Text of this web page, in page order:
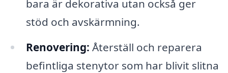
bara är dekorativa utan också ger
stöd och avskärmning.
Renovering: Återställ och reparera
befintliga stenytor som har blivit slitna